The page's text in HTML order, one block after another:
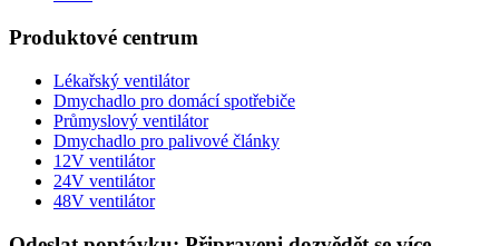
Produktové centrum
Lékařský ventilátor
Dmychadlo pro domácí spotřebiče
Průmyslový ventilátor
Dmychadlo pro palivové články
12V ventilátor
24V ventilátor
48V ventilátor